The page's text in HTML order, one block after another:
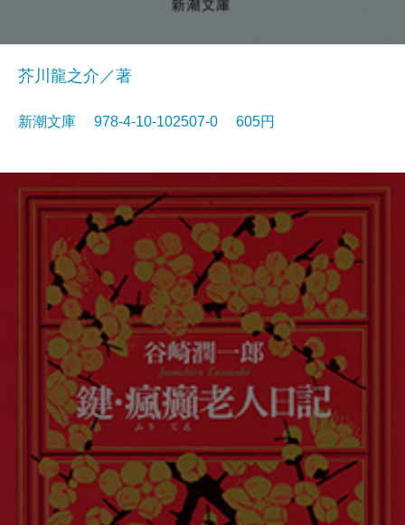
芥川龍之介／著
新潮文庫 978-4-10-102507-0 605円